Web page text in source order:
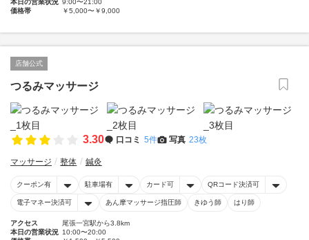
本日の営業状況 9:00〜21:00
価格帯
￥5,000〜￥9,000
店舗公式
つるみマッサージ
3.30 口コミ 5件 写真 23枚
マッサージ 整体 鍼灸
クーポン有 駐車場有 カード可 QRコード決済可
電子マネー決済可 あん摩マッサージ指圧師 きゆう師 はり師
アクセス
尾張一宮駅から3.8km
本日の営業状況 10:00〜20:00